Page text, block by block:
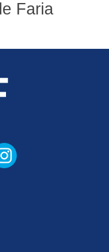
Faria